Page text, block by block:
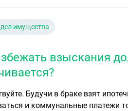
имущества
взыскания
Будучи в браке взят
и коммунальные платежи